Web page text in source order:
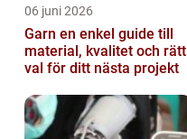
06 juni 2026
Garn en enkel guide till
material, kvalitet och rätt
val för ditt nästa projekt